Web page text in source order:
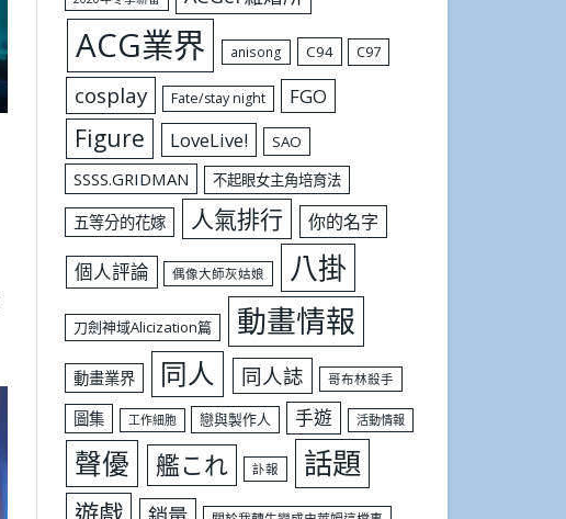
ACG業界 anisong C94 C97
cosplay Fate/stay night FGO
Figure LoveLive! SAO
SSSS.GRIDMAN 不起眼女主角培育法
五等分的花嫁 人氣排行 你的名字
個人評論 偶像大師灰姑娘 八掛
刀劍神域Alicization篇 動畫情報
動畫業界 同人 同人誌 哥布林殺手
圖集 工作細胞 戀與製作人 手遊 活動情報
聲優 艦これ 訃報 話題